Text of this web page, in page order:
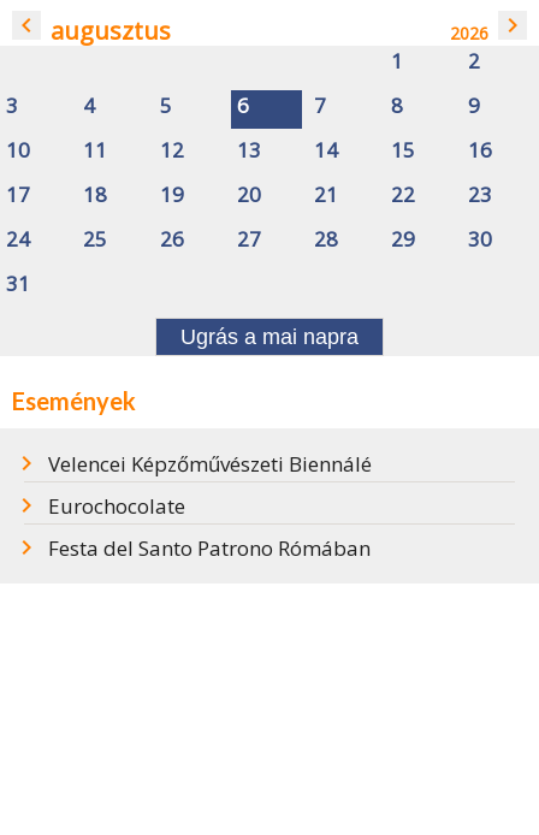
navigate_before augusztus 2026 navigate_next
1
2
3
4 5 6 7 8
9
10
11 12 13 14 15
16
17
18 19 20 21 22
23
24
25 26 27 28 29
30
31
Ugrás a mai napra
Események
Velencei Képzőművészeti Biennálé
Eurochocolate
Festa del Santo Patrono Rómában